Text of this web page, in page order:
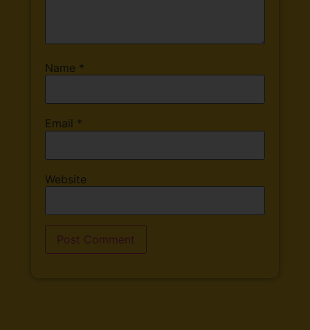
Name *
Email *
Website